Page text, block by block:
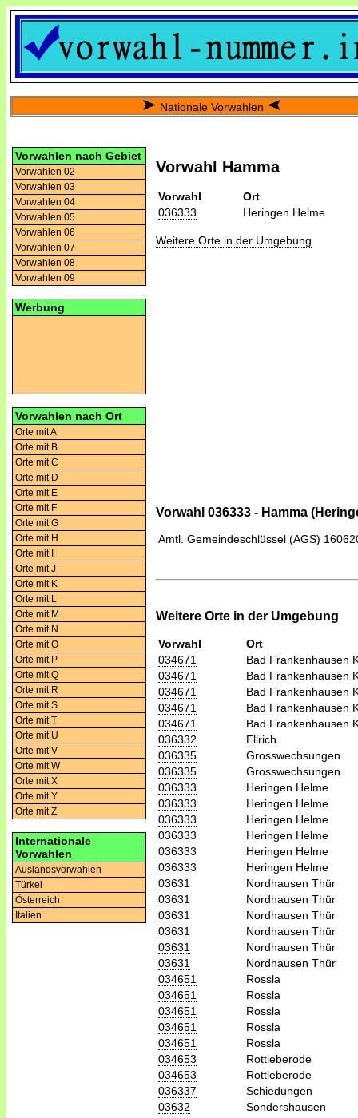
Nationale Vorwahlen
Vorwahlen nach Gebiet
Vorwahlen 02
Vorwahlen 03
Vorwahlen 04
Vorwahlen 05
Vorwahlen 06
Vorwahlen 07
Vorwahlen 08
Vorwahlen 09
Werbung
Vorwahlen nach Ort
Orte mit A
Orte mit B
Orte mit C
Orte mit D
Orte mit E
Orte mit F
Orte mit G
Orte mit H
Orte mit I
Orte mit J
Orte mit K
Orte mit L
Orte mit M
Orte mit N
Orte mit O
Orte mit P
Orte mit Q
Orte mit R
Orte mit S
Orte mit T
Orte mit U
Orte mit V
Orte mit W
Orte mit X
Orte mit Y
Orte mit Z
Internationale
Vorwahlen
Auslandsvorwahlen
Türkei
Österreich
Italien
Vorwahl Hamma
Vorwahl
Ort
036333
Heringen Helme
Weitere Orte in der Umgebung
Vorwahl 036333 - Hamma
Amtl. Gemeindeschlüssel (AGS)
Weitere Orte in der Umgebung
Vorwahl
Ort
034671
Bad Frankenhausen
034671
Bad Frankenhausen
034671
Bad Frankenhausen
034671
Bad Frankenhausen
034671
Bad Frankenhausen
036332
Ellrich
036335
Grosswechsungen
036335
Grosswechsungen
036333
Heringen Helme
036333
Heringen Helme
036333
Heringen Helme
036333
Heringen Helme
036333
Heringen Helme
036333
Heringen Helme
03631
Nordhausen Thür
03631
Nordhausen Thür
03631
Nordhausen Thür
03631
Nordhausen Thür
03631
Nordhausen Thür
03631
Nordhausen Thür
034651
Rossla
034651
Rossla
034651
Rossla
034651
Rossla
034651
Rossla
034653
Rottleberode
034653
Rottleberode
036337
Schiedungen
03632
Sondershausen